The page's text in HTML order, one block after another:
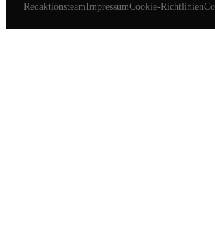
RedaktionsteamImpressumCookie-Richtlinien